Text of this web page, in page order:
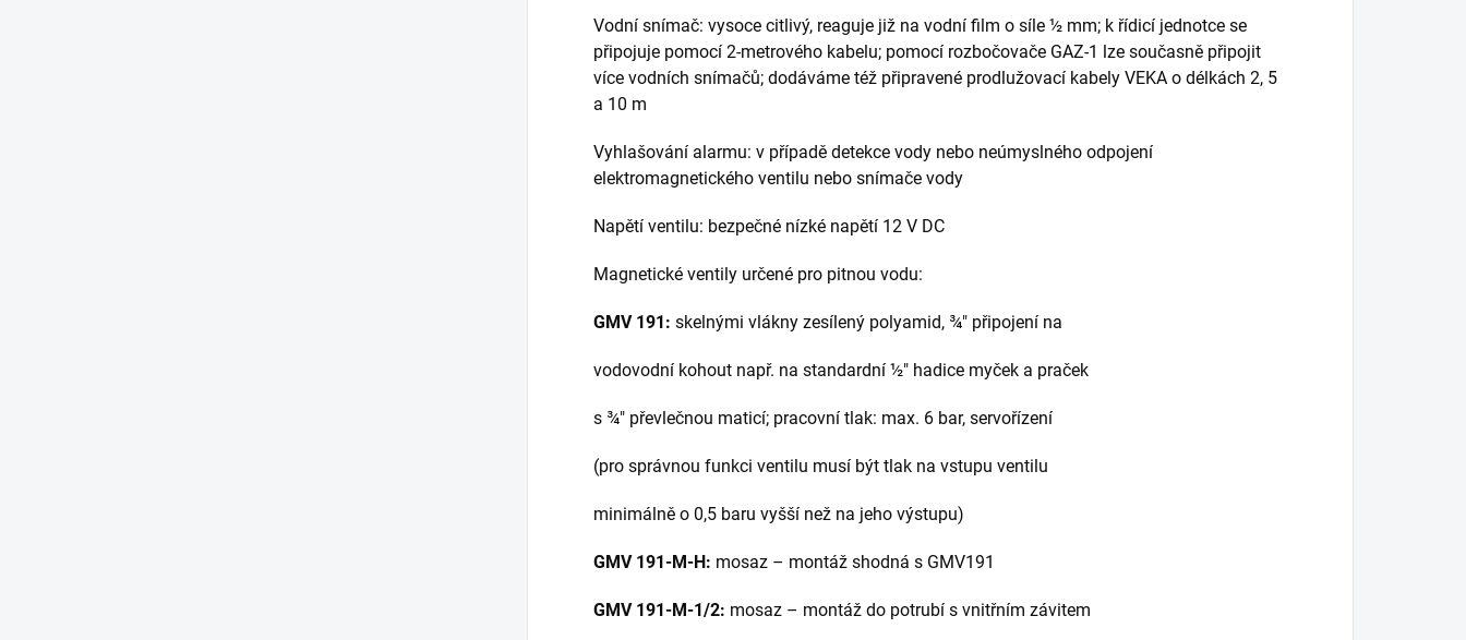
Vodní snímač: vysoce citlivý, reaguje již na vodní film o síle ½ mm; k řídicí jednotce se
připojuje pomocí 2-metrového kabelu; pomocí rozbočovače GAZ-1 lze současně připojit
více vodních snímačů; dodáváme též připravené prodlužovací kabely VEKA o délkách 2, 5
a 10 m
Vyhlašování alarmu: v případě detekce vody nebo neúmyslného odpojení
elektromagnetického ventilu nebo snímače vody
Napětí ventilu: bezpečné nízké napětí 12 V DC
Magnetické ventily určené pro pitnou vodu:
GMV 191: skelnými vlákny zesílený polyamid, ¾" připojení na
vodovodní kohout např. na standardní ½" hadice myček a praček
s ¾" převlečnou maticí; pracovní tlak: max. 6 bar, servořízení
(pro správnou funkci ventilu musí být tlak na vstupu ventilu
minimálně o 0,5 baru vyšší než na jeho výstupu)
GMV 191-M-H: mosaz – montáž shodná s GMV191
GMV 191-M-1/2: mosaz – montáž do potrubí s vnitřním závitem